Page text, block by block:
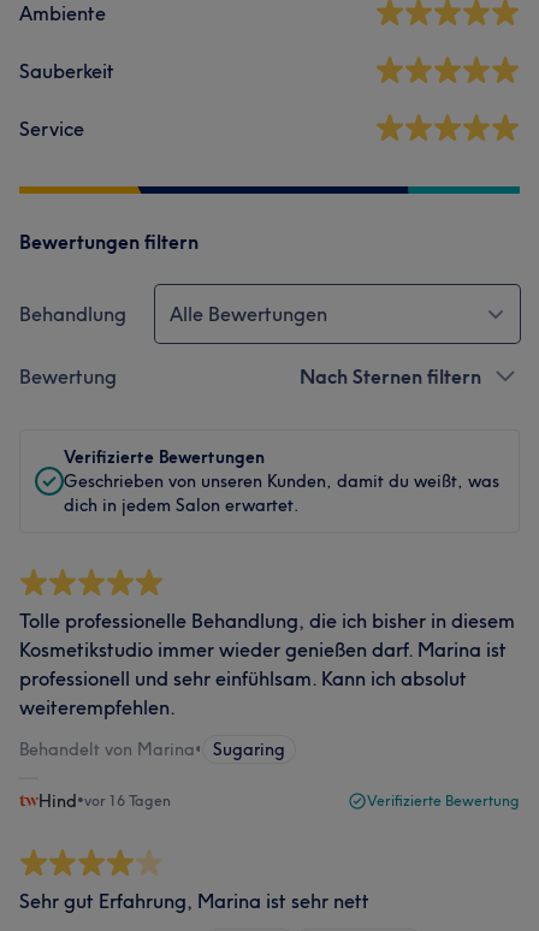
Ambiente
Sauberkeit
Service
Bewertungen filtern
Behandlung Alle Bewertungen
Bewertung Nach Sternen filtern
Verifizierte Bewertungen
Geschrieben von unseren Kunden, damit du weißt, was
dich in jedem Salon erwartet.
Tolle professionelle Behandlung, die ich bisher in diesem
Kosmetikstudio immer wieder genießen darf. Marina ist
professionell und sehr einfühlsam. Kann ich absolut
weiterempfehlen.
Behandelt von Marina• Sugaring
Hind•vor 16 Tagen Verifizierte Bewertung
Sehr gut Erfahrung, Marina ist sehr nett